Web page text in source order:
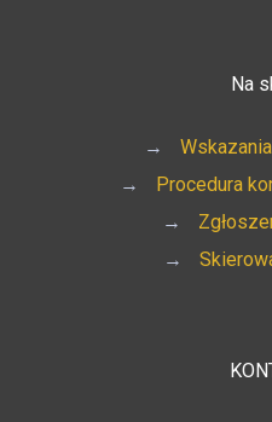
Na
→
→
Procedura
→
→